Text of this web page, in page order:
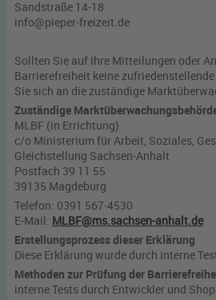
Sandstraße 14-18
info@pieper-freizeit.de
Sollten Sie auf Ihre Mitteilungen oder
Barrierefreiheit keine
Sie sich an die zuständige
Zuständige
MLBF (in Errichtung)
c/o Ministerium für Arbeit, Soziales,
Gleichstellung Sachsen-Anhalt
Postfach 39 11 55
39135 Magdeburg
Telefon: 0391 567-4530
E-Mail: MLBF@ms.sachsen-anhalt.de
Erstellungsprozess dieser Erklärung
Diese Erklärung wurde durch interne
Methoden zur Prüfung der
interne Tests durch Entwickler und